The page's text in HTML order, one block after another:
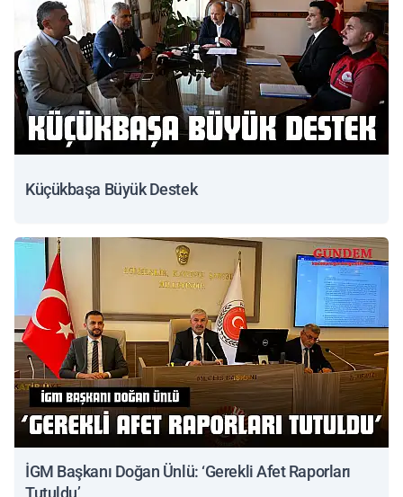
Küçükbaşa Büyük Destek
İGM Başkanı Doğan Ünlü: ‘Gerekli Afet Raporları
Tutuldu’